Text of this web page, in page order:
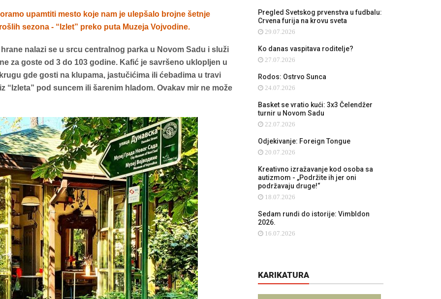
upamtiti mesto koje nam je ulepšalo brojne šetnje
sezona - “Izlet” preko puta Muzeja Vojvodine.
nalazi se u srcu centralnog parka u Novom Sadu i služi
za goste od 3 do 103 godine. Kafić je savršeno uklopljen u
gde gosti na klupama, jastučićima ili ćebadima u travi
“Izleta” pod suncem ili šarenim hladom. Ovakav mir ne može
Pregled Svetskog prvenstva u fudbalu:
Crvena furija na krovu sveta
29.07.2026
Ko danas vaspitava roditelje?
27.07.2026
Rodos: Ostrvo Sunca
24.07.2026
Basket se vratio kući: 3x3 Čelendžer
turnir u Novom Sadu
22.07.2026
Odjekivanje: Foreign Tongue
20.07.2026
Kreativno izražavanje kod osoba sa
autizmom - „Podržite ih jer oni
podržavaju druge!“
18.07.2026
Sedam rundi do istorije: Vimbldon
2026.
16.07.2026
KARIKATURA